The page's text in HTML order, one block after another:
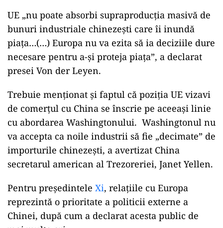
prezenți cei doi invitați.
Sefa CE categorică
Von der Leyen a atras atenția că relaţia dintre
UE șiChinaa fost afectată de accesul inegal la
chinezeşti, care fac produsele aduse din Asia
foarte ieftine, reprezentând o concurență cu
care firmele de pe bătrânul continent pot greu
concura.
UE „nu poate absorbi supraproducţia masivă de
piaţa…(…) Europa nu va ezita să ia deciziile dure
necesare pentru a-şi proteja piaţa”, a declarat
presei Von der Leyen.